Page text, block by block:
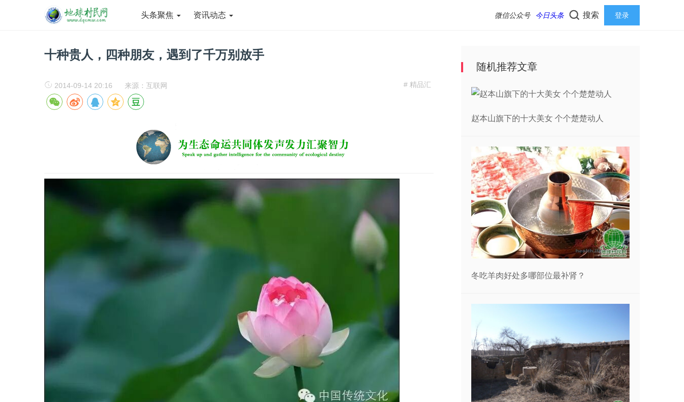
头条聚焦 资讯动态 微信公众号 今日头条 搜索 登录
十种贵人，四种朋友，遇到了千万别放手
# 精品汇
2014-09-14 20:16 来源：互联网
随机推荐文章
赵本山旗下的十大美女 个个楚楚动人
冬吃羊肉好处多哪部位最补肾？